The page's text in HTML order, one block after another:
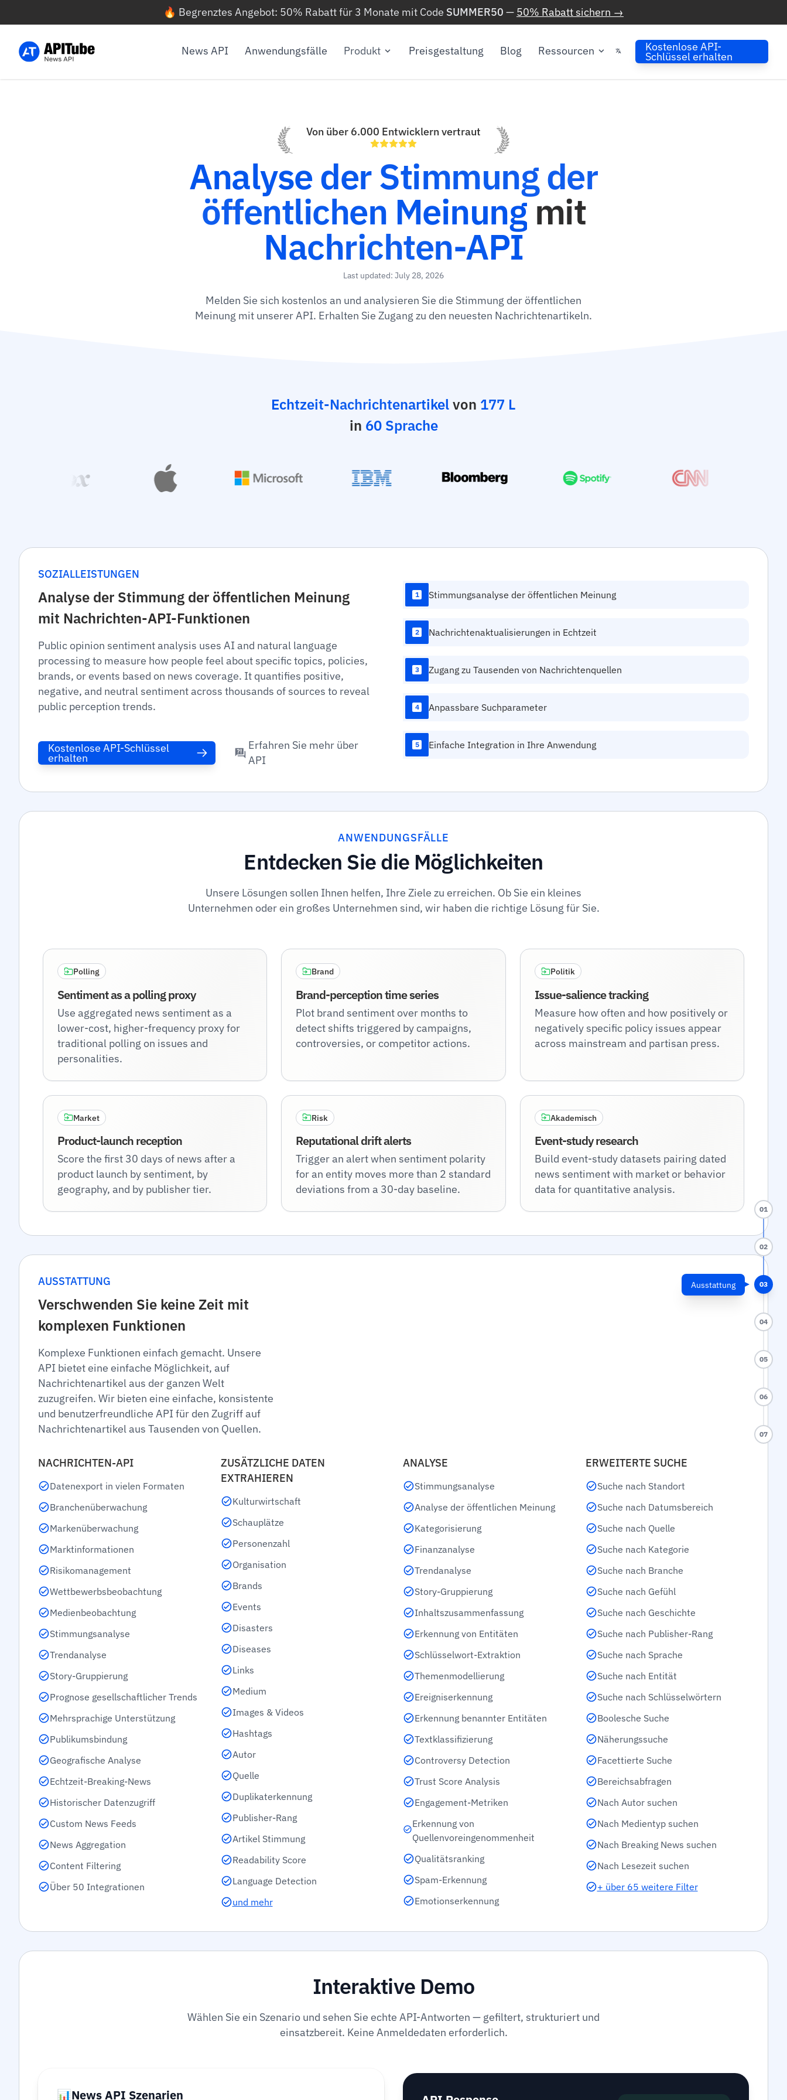
🔥 Begrenztes Angebot: 50% Rabatt für 3 Monate mit Code SUMMER50 — 50% Rabatt sichern →
News API Anwendungsfälle Produkt Preisgestaltung Blog Ressourcen Kostenlose API-
Schlüssel erhalten
01
02
03
Ausstattung
04
05
06
07
Von über 6.000 Entwicklern vertraut
Analyse der Stimmung der
öffentlichen Meinungmit
Nachrichten-API
Last updated: July 28, 2026
Melden Sie sich kostenlos an und analysieren Sie die Stimmung der öffentlichen
Meinung mit unserer API. Erhalten Sie Zugang zu den neuesten Nachrichtenartikeln.
Echtzeit-Nachrichtenartikelvon 177 L
in 60 Sprache
SOZIALLEISTUNGEN
Analyse der Stimmung der öffentlichen Meinung
mit Nachrichten-API-Funktionen
Public opinion sentiment analysis uses AI and natural language
processing to measure how people feel about specific topics, policies,
brands, or events based on news coverage. It quantifies positive,
negative, and neutral sentiment across thousands of sources to reveal
public perception trends.
Kostenlose API-Schlüssel
erhalten
Erfahren Sie mehr über
API
1 Stimmungsanalyse der öffentlichen Meinung
2 Nachrichtenaktualisierungen in Echtzeit
3 Zugang zu Tausenden von Nachrichtenquellen
4 Anpassbare Suchparameter
5 Einfache Integration in Ihre Anwendung
ANWENDUNGSFÄLLE
Entdecken Sie die Möglichkeiten
Unsere Lösungen sollen Ihnen helfen, Ihre Ziele zu erreichen. Ob Sie ein kleines
Unternehmen oder ein großes Unternehmen sind, wir haben die richtige Lösung für Sie.
Polling
Sentiment as a polling proxy
Use aggregated news sentiment as a
lower-cost, higher-frequency proxy for
traditional polling on issues and
personalities.
Brand
Brand-perception time series
Plot brand sentiment over months to
detect shifts triggered by campaigns,
controversies, or competitor actions.
Politik
Issue-salience tracking
Measure how often and how positively or
negatively specific policy issues appear
across mainstream and partisan press.
Market
Product-launch reception
Score the first 30 days of news after a
product launch by sentiment, by
geography, and by publisher tier.
Risk
Reputational drift alerts
Trigger an alert when sentiment polarity
for an entity moves more than 2 standard
deviations from a 30-day baseline.
Akademisch
Event-study research
Build event-study datasets pairing dated
news sentiment with market or behavior
data for quantitative analysis.
AUSSTATTUNG
Verschwenden Sie keine Zeit mit
komplexen Funktionen
Komplexe Funktionen einfach gemacht. Unsere
API bietet eine einfache Möglichkeit, auf
Nachrichtenartikel aus der ganzen Welt
zuzugreifen. Wir bieten eine einfache, konsistente
und benutzerfreundliche API für den Zugriff auf
Nachrichtenartikel aus Tausenden von Quellen.
NACHRICHTEN-API
Datenexport in vielen Formaten
Branchenüberwachung
Markenüberwachung
Marktinformationen
Risikomanagement
Wettbewerbsbeobachtung
Medienbeobachtung
Stimmungsanalyse
Trendanalyse
Story-Gruppierung
Prognose gesellschaftlicher Trends
Mehrsprachige Unterstützung
Publikumsbindung
Geografische Analyse
Echtzeit-Breaking-News
Historischer Datenzugriff
Custom News Feeds
News Aggregation
Content Filtering
Über 50 Integrationen
ZUSÄTZLICHE DATEN
EXTRAHIEREN
Kulturwirtschaft
Schauplätze
Personenzahl
Organisation
Brands
Events
Disasters
Diseases
Links
Medium
Images & Videos
Hashtags
Autor
Quelle
Duplikaterkennung
Publisher-Rang
Artikel Stimmung
Readability Score
Language Detection
und mehr
ANALYSE
Stimmungsanalyse
Analyse der öffentlichen Meinung
Kategorisierung
Finanzanalyse
Trendanalyse
Story-Gruppierung
Inhaltszusammenfassung
Erkennung von Entitäten
Schlüsselwort-Extraktion
Themenmodellierung
Ereigniserkennung
Erkennung benannter Entitäten
Textklassifizierung
Controversy Detection
Trust Score Analysis
Engagement-Metriken
Erkennung von
Quellenvoreingenommenheit
Qualitätsranking
Spam-Erkennung
Emotionserkennung
ERWEITERTE SUCHE
Suche nach Standort
Suche nach Datumsbereich
Suche nach Quelle
Suche nach Kategorie
Suche nach Branche
Suche nach Gefühl
Suche nach Geschichte
Suche nach Publisher-Rang
Suche nach Sprache
Suche nach Entität
Suche nach Schlüsselwörtern
Boolesche Suche
Näherungssuche
Facettierte Suche
Bereichsabfragen
Nach Autor suchen
Nach Medientyp suchen
Nach Breaking News suchen
Nach Lesezeit suchen
+ über 65 weitere Filter
Interaktive Demo
Wählen Sie ein Szenario und sehen Sie echte API-Antworten — gefiltert, strukturiert und
einsatzbereit. Keine Anmeldedaten erforderlich.
📊News API Szenarien